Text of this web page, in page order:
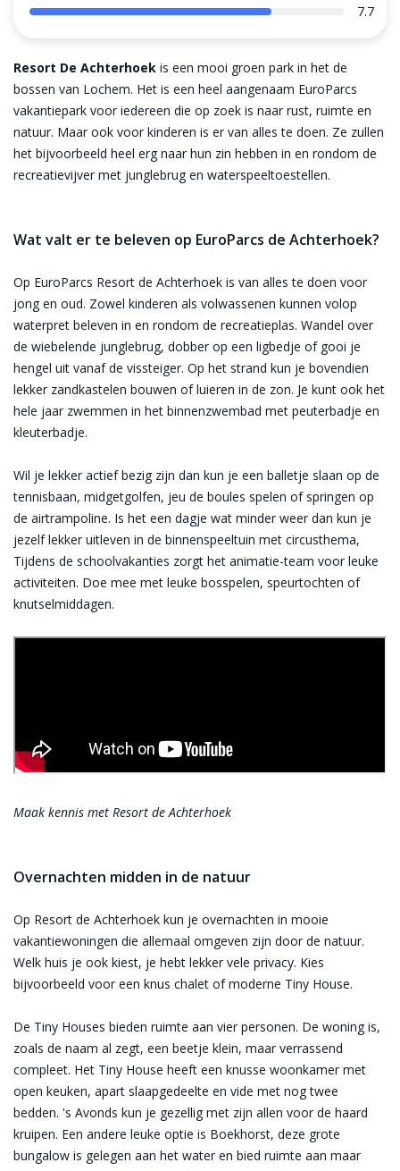
Resort De Achterhoek is een mooi groen park in het de
bossen van Lochem. Het is een heel aangenaam EuroParcs
vakantiepark voor iedereen die op zoek is naar rust, ruimte en
natuur. Maar ook voor kinderen is er van alles te doen. Ze zullen
het bijvoorbeeld heel erg naar hun zin hebben in en rondom de
recreatievijver met junglebrug en waterspeeltoestellen.
Wat valt er te beleven op EuroParcs de Achterhoek?
Op EuroParcs Resort de Achterhoek is van alles te doen voor
jong en oud. Zowel kinderen als volwassenen kunnen volop
waterpret beleven in en rondom de recreatieplas. Wandel over
de wiebelende junglebrug, dobber op een ligbedje of gooi je
hengel uit vanaf de vissteiger. Op het strand kun je bovendien
lekker zandkastelen bouwen of luieren in de zon. Je kunt ook het
hele jaar zwemmen in het binnenzwembad met peuterbadje en
kleuterbadje.
Wil je lekker actief bezig zijn dan kun je een balletje slaan op de
tennisbaan, midgetgolfen, jeu de boules spelen of springen op
de airtrampoline. Is het een dagje wat minder weer dan kun je
jezelf lekker uitleven in de binnenspeeltuin met circusthema,
Tijdens de schoolvakanties zorgt het animatie-team voor leuke
activiteiten. Doe mee met leuke bosspelen, speurtochten of
knutselmiddagen.
Maak kennis met Resort de Achterhoek
Overnachten midden in de natuur
Op Resort de Achterhoek kun je overnachten in mooie
vakantiewoningen die allemaal omgeven zijn door de natuur.
Welk huis je ook kiest, je hebt lekker vele privacy. Kies
bijvoorbeeld voor een knus chalet of moderne Tiny House.
De Tiny Houses bieden ruimte aan vier personen. De woning is,
zoals de naam al zegt, een beetje klein, maar verrassend
compleet. Het Tiny House heeft een knusse woonkamer met
open keuken, apart slaapgedeelte en vide met nog twee
bedden. 's Avonds kun je gezellig met zijn allen voor de haard
kruipen. Een andere leuke optie is Boekhorst, deze grote
bungalow is gelegen aan het water en bied ruimte aan maar
7.7